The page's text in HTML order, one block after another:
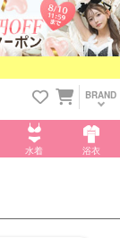
BRAND
水着 浴衣